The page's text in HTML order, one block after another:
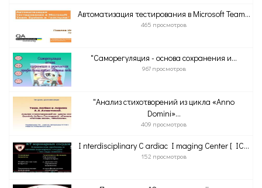
Автоматизация тестирования в Microsoft Team...
465 просмотров
"Саморегуляция - основа сохранения и...
967 просмотров
"Анализ стихотворений из цикла «Anno
Domini»...
409 просмотров
I nterdisciplinary C ardiac I maging Center [ IC...
152 просмотров